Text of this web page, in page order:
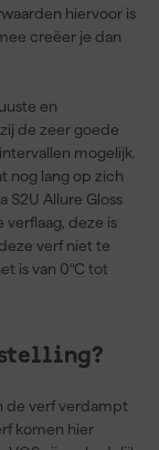
hiervoor is
creëer je dan
en
de zeer goede
mogelijk.
nog lang op zich
S2U Allure Gloss
deze is
verf niet te
is van 0°C tot
de verf verdampt
komen hier